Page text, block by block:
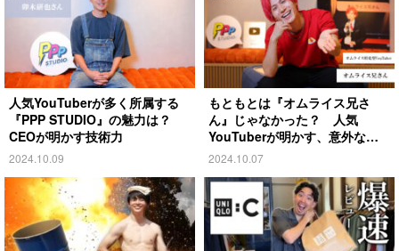
人気YouTuberが多く所属する
『PPP STUDIO』の魅力は？
CEOが明かす技術力
2024.10.09
もともとは『オムライス兄さ
ん』じゃなかった？ 人気
YouTuberが明かす、意外な過
去とは
2024.10.07